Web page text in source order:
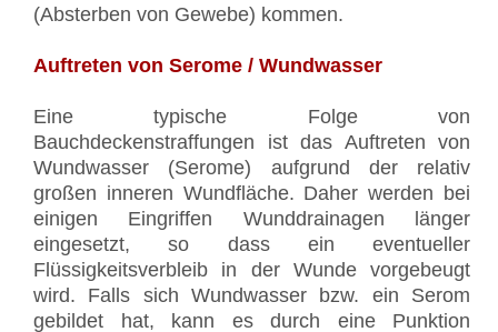
(Absterben von Gewebe) kommen.
Auftreten von Serome / Wundwasser
Eine typische Folge von
Bauchdeckenstraffungen ist das Auftreten von
Wundwasser (Serome) aufgrund der relativ
großen inneren Wundfläche. Daher werden bei
einigen Eingriffen Wunddrainagen länger
eingesetzt, so dass ein eventueller
Flüssigkeitsverbleib in der Wunde vorgebeugt
wird. Falls sich Wundwasser bzw. ein Serom
gebildet hat, kann es durch eine Punktion